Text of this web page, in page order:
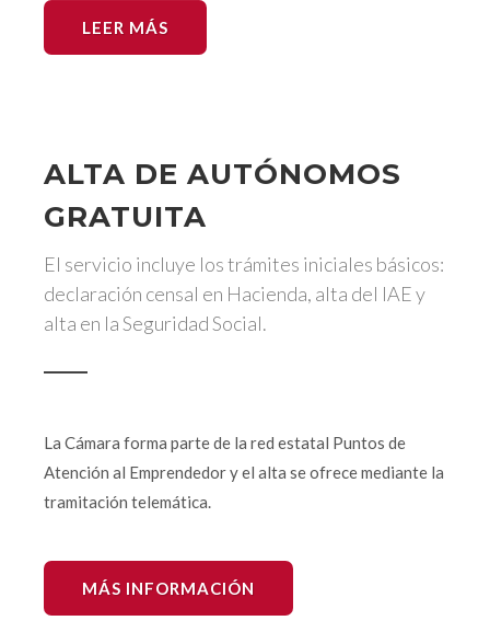
LEER MÁS
ALTA DE AUTÓNOMOS
GRATUITA
El servicio incluye los trámites iniciales básicos:
declaración censal en Hacienda, alta del IAE y
alta en la Seguridad Social.
La Cámara forma parte de la red estatal Puntos de
Atención al Emprendedor y el alta se ofrece mediante la
tramitación telemática.
MÁS INFORMACIÓN